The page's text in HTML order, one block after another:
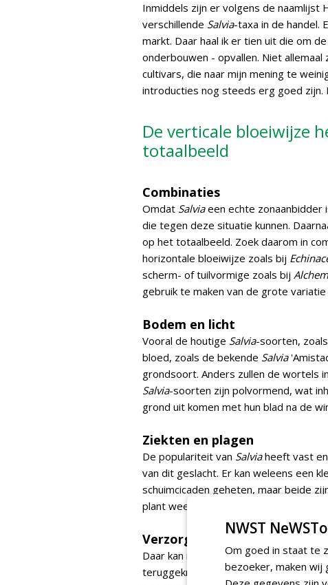
Inmiddels zijn er volgens de naamlijst
verschillende Salvia-taxa in de handel.
markt. Daar haal ik er tien uit die om
onderbouwen - opvallen. Niet
cultivars, die naar mijn mening te
introducties nog steeds erg goed zijn.
De verticale bloeiwijze
totaalbeeld
Combinaties
Omdat Salviaeen echte zonaanbidder
die tegen deze situatie kunnen.
op het totaalbeeld. Zoek daarom in
horizontale bloeiwijze zoals bij
scherm- of tuilvormige zoals bij
gebruik te maken van de grote
Bodem en licht
Vooral de houtige Salvia-soorten,
bloed, zoals de bekende Salvia
grondsoort. Anders zullen de wortels
Salvia-soorten zijn polvormend, wat
grond uit komen met hun blad na de
Ziekten en plagen
De populariteit van Salviaheeft vast
van dit geslacht. Er kan weleens een
schuimcicaden geheten, maar beide
plant weer makkelijk herstellen.
Verzorging
Daar kan ik kort over zijn. De
teruggeknipt. Als je wilt, kunnen ze na
NWST
Om goed in staat te
bezoeker, maken wij